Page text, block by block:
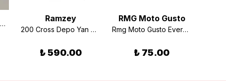
RAMZEY 200 CROSS DEBRİYAJ GÖBEK AYAR APARATI
Ramzey
200 Cross Depo Yan Grenaj Takım Siyah RMG-RKS-Ramzey Uyumlu
₺ 590.00
RMG Moto Gusto
Rmg Moto Gusto Everest 200 Ön Fren Balatası
₺ 75.00